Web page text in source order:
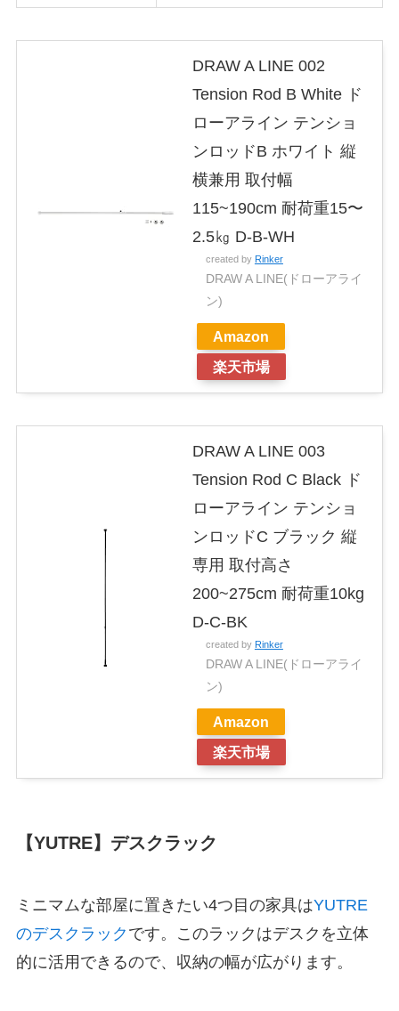
DRAW A LINE 002
Tension Rod B White ド
ローアライン テンショ
ンロッドB ホワイト 縦
横兼用 取付幅
115~190cm 耐荷重15〜
2.5㎏ D-B-WH
created by Rinker
DRAW A LINE(ドローアライ
ン)
Amazon
楽天市場
DRAW A LINE 003
Tension Rod C Black ド
ローアライン テンショ
ンロッドC ブラック 縦
専用 取付高さ
200~275cm 耐荷重10kg
D-C-BK
created by Rinker
DRAW A LINE(ドローアライ
ン)
Amazon
楽天市場
【YUTRE】デスクラック
ミニマムな部屋に置きたい4つ目の家具はYUTRE
のデスクラック です。このラックはデスクを立体
的に活用できるので、収納の幅が広がります。